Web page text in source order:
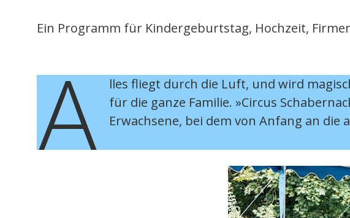
Ein Programm für Kindergeburtstag, Hochzeit,
A
lles fliegt durch die Luft, und wird
für die ganze Familie. »Circus
Erwachsene, bei dem von Anfang an